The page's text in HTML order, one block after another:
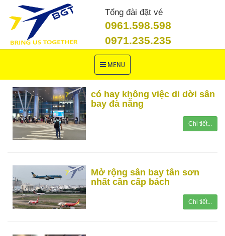
Tổng đài đặt vé
0961.598.598
0971.235.235
Toggle
navigation
MENU
có hay không việc di dời sân
bay đà nẵng
Chi tiết...
Mở rộng sân bay tân sơn
nhất cần cấp bách
Chi tiết...